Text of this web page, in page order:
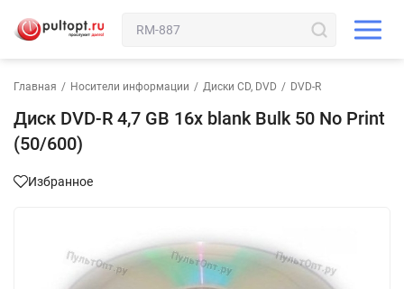
Главная / Носители информации / Диски CD, DVD / DVD-R
Диск DVD-R 4,7 GB 16x blank Bulk 50 No Print
(50/600)
Избранное